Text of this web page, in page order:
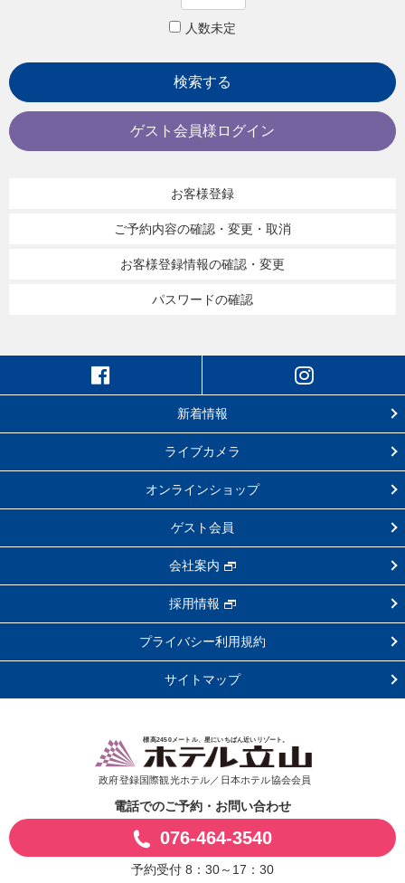
人数未定
検索する
ゲスト会員様ログイン
お客様登録
ご予約内容の確認・変更・取消
お客様登録情報の確認・変更
パスワードの確認
新着情報
ライブカメラ
オンラインショップ
ゲスト会員
会社案内
採用情報
プライバシー利用規約
サイトマップ
標高2450メートル、星にいちばん近いリゾート。
政府登録国際観光ホテル／日本ホテル協会会員
電話でのご予約・お問い合わせ
076-464-3540
予約受付 8：30～17：30